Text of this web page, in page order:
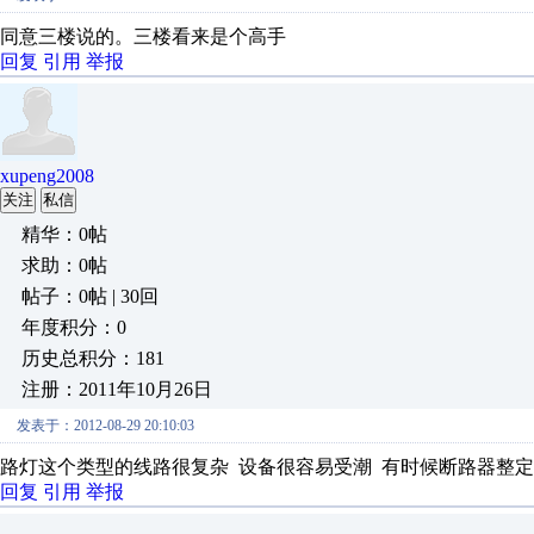
同意三楼说的。三楼看来是个高手
回复 引用 举报
xupeng2008
关注 私信
精华：0帖
求助：0帖
帖子：0帖 | 30回
年度积分：0
历史总积分：181
注册：2011年10月26日
发表于：2012-08-29 20:10:03
路灯这个类型的线路很复杂 设备很容易受潮 有时候断路器整
回复 引用 举报